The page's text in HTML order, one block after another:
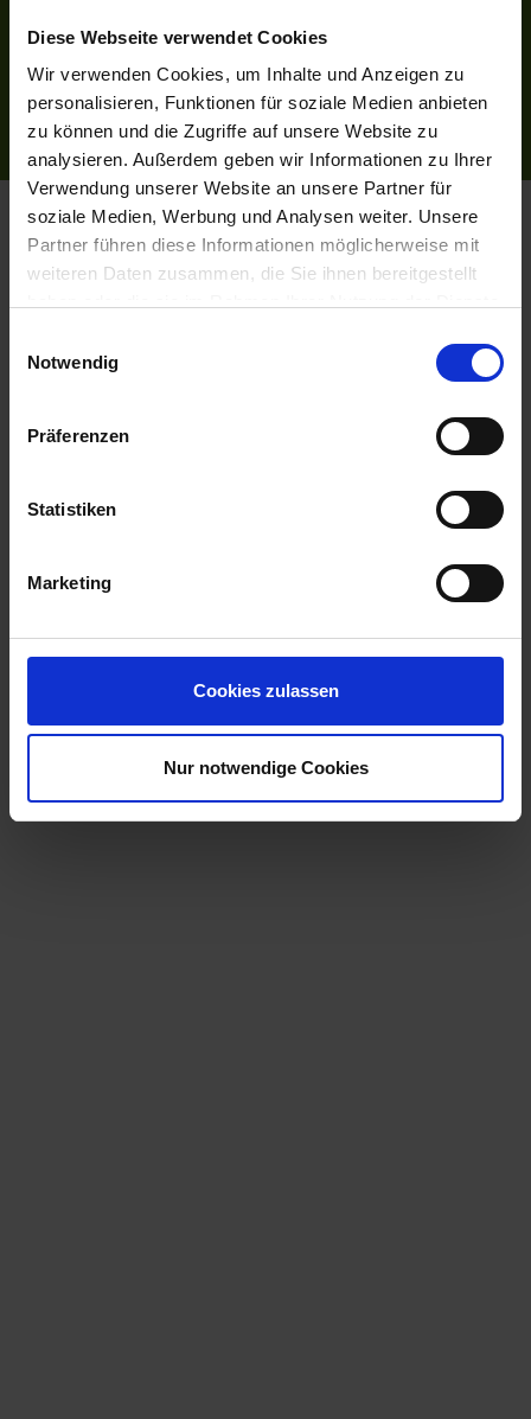
Diese Webseite verwendet Cookies
Wir verwenden Cookies, um Inhalte und Anzeigen zu
personalisieren, Funktionen für soziale Medien anbieten
zu können und die Zugriffe auf unsere Website zu
analysieren. Außerdem geben wir Informationen zu Ihrer
Verwendung unserer Website an unsere Partner für
soziale Medien, Werbung und Analysen weiter. Unsere
Partner führen diese Informationen möglicherweise mit
weiteren Daten zusammen, die Sie ihnen bereitgestellt
Notwendig
Präferenzen
Statistiken
Marketing
Cookies zulassen
Nur notwendige Cookies
Impressum
AGB
Datenschutzerklärung
Reiseversicherung
Flussreisen.de© 2026